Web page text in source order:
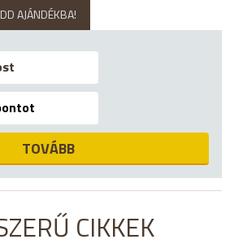
AJÁNDÉKBA!
TOVÁBB
CIKKEK